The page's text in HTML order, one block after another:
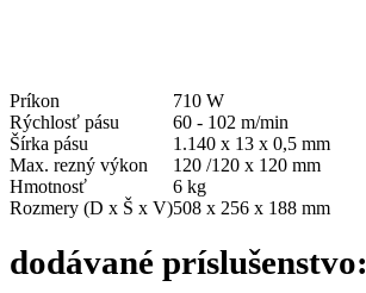
Príkon
710 W
Rýchlosť pásu
60 - 102 m/min
Šírka pásu
1.140 x 13 x 0,5 mm
Max. rezný výkon
120 /120 x 120 mm
Hmotnosť
6 kg
Rozmery (D x Š x V)508 x 256 x 188 mm
dodávané príslušenstvo: